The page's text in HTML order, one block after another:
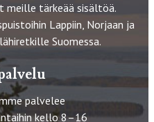
tärkeää sisältöä.
Lappiin, Norjaan ja
Suomessa.
palvelee
kello 8–16